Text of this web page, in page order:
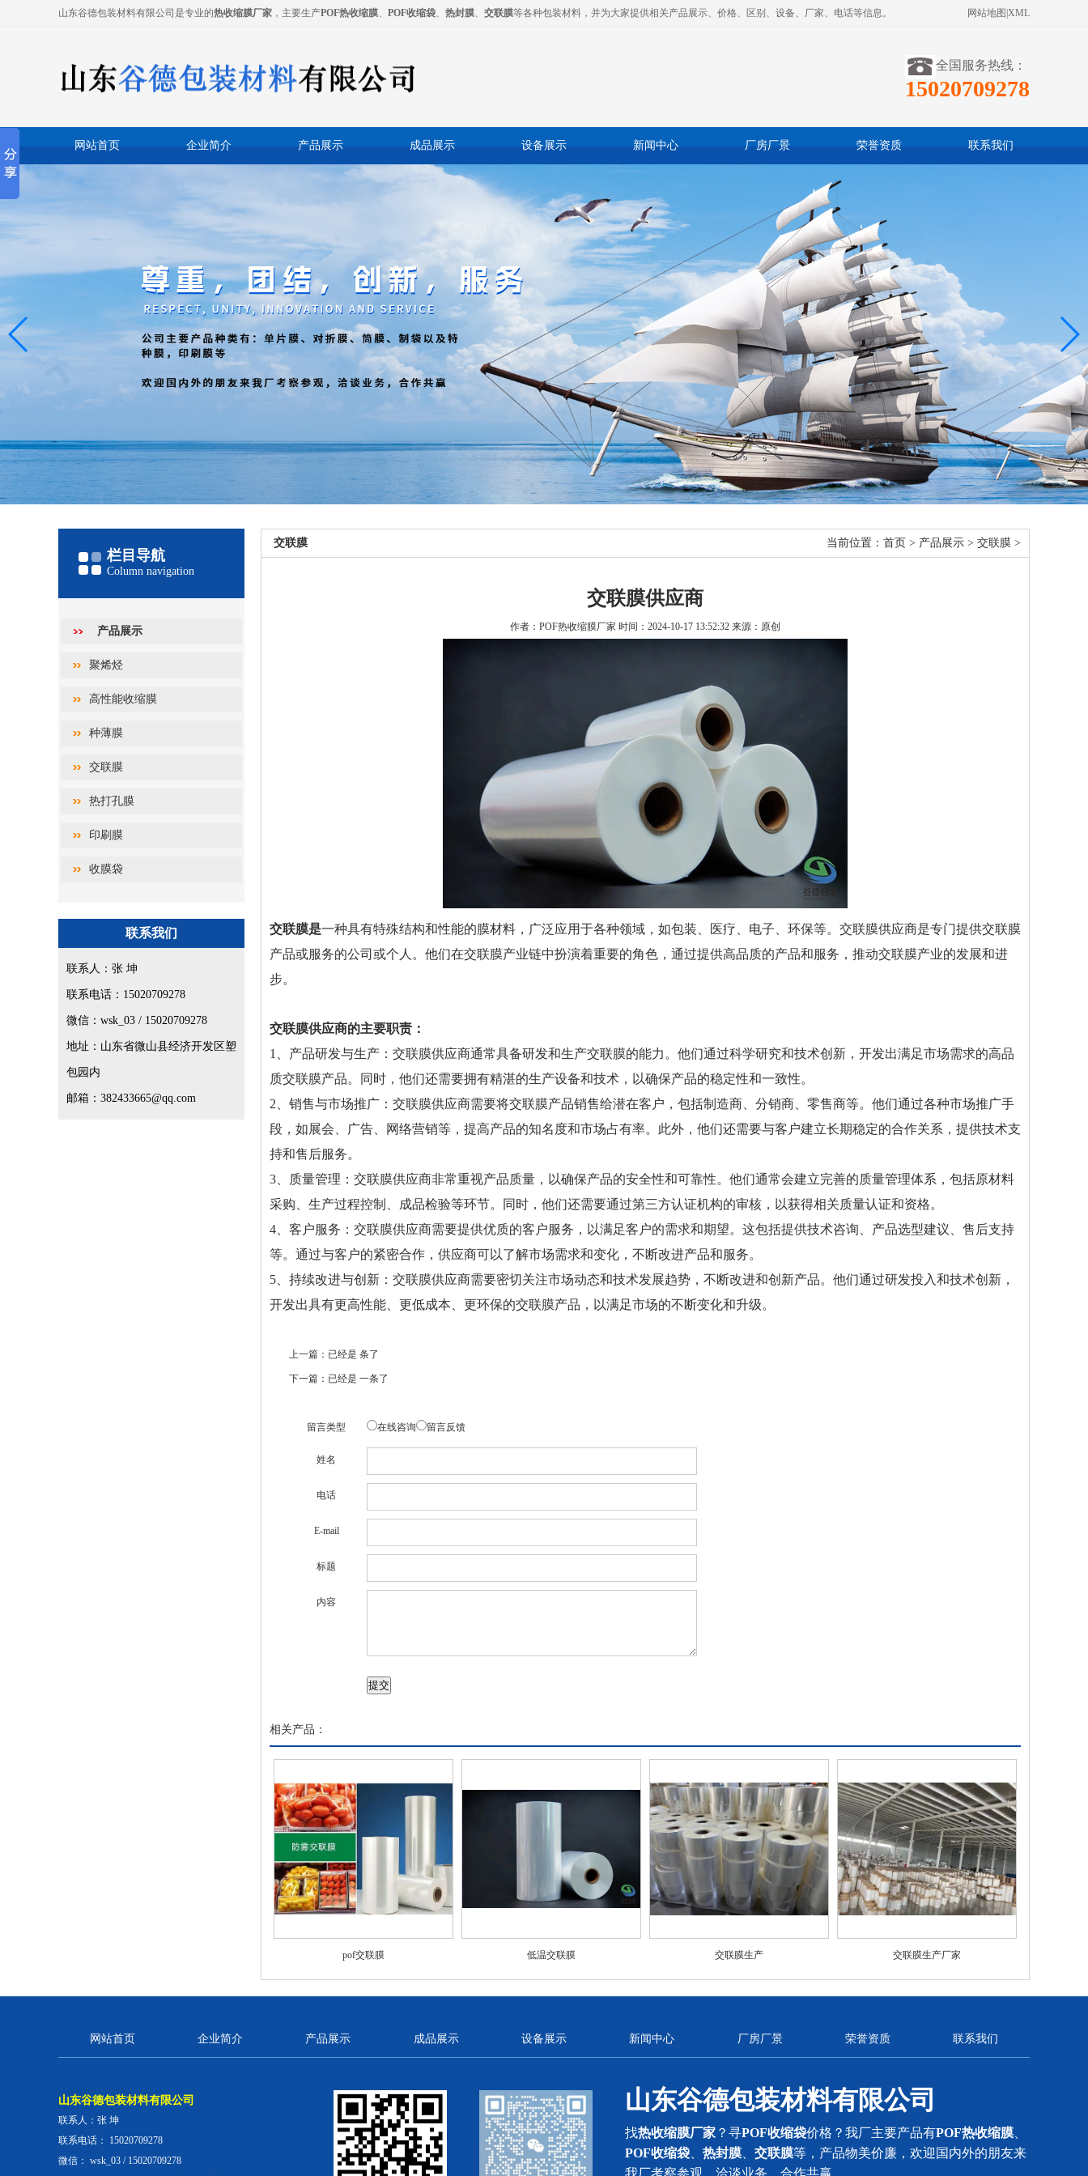
山东谷德包装材料有限公司是专业的热收缩膜厂家 ，主要生产POF热收缩膜、 POF收缩袋、 热封膜、 交联膜等各种包装材料，并为大家提供相关产品展示、价格、区别、设备、厂家、电话等信息。 网站地图 XML
全国服务热线：
15020709278
网站首页 企业简介 产品展示 成品展示 设备展示 新闻中心 厂房厂景 荣誉资质 联系我们
栏目导航
Column navigation
产品展示
聚烯烃
高性能收缩膜
种薄膜
交联膜
热打孔膜
印刷膜
收膜袋
联系我们
联系人：张 坤
联系电话：15020709278
微信：wsk_03 / 15020709278
地址：山东省微山县经济开发区塑
包园内
邮箱：382433665@qq.com
当前位置： 首页 > 产品展示 > 交联膜 >
交联膜
交联膜供应商
作者：POF热收缩膜厂家 时间：2024-10-17 13:52:32 来源：原创
交联膜是一种具有特殊结构和性能的膜材料，广泛应用于各种领域，如包装、医疗、电子、环保等。交联膜供应商是专门提供交联膜
产品或服务的公司或个人。他们在交联膜产业链中扮演着重要的角色，通过提供高品质的产品和服务，推动交联膜产业的发展和进
步。
交联膜供应商的主要职责：
1、产品研发与生产：交联膜供应商通常具备研发和生产交联膜的能力。他们通过科学研究和技术创新，开发出满足市场需求的高品
质交联膜产品。同时，他们还需要拥有精湛的生产设备和技术，以确保产品的稳定性和一致性。
2、销售与市场推广：交联膜供应商需要将交联膜产品销售给潜在客户，包括制造商、分销商、零售商等。他们通过各种市场推广手
段，如展会、广告、网络营销等，提高产品的知名度和市场占有率。此外，他们还需要与客户建立长期稳定的合作关系，提供技术支
持和售后服务。
3、质量管理：交联膜供应商非常重视产品质量，以确保产品的安全性和可靠性。他们通常会建立完善的质量管理体系，包括原材料
采购、生产过程控制、成品检验等环节。同时，他们还需要通过第三方认证机构的审核，以获得相关质量认证和资格。
4、客户服务：交联膜供应商需要提供优质的客户服务，以满足客户的需求和期望。这包括提供技术咨询、产品选型建议、售后支持
等。通过与客户的紧密合作，供应商可以了解市场需求和变化，不断改进产品和服务。
5、持续改进与创新：交联膜供应商需要密切关注市场动态和技术发展趋势，不断改进和创新产品。他们通过研发投入和技术创新，
开发出具有更高性能、更低成本、更环保的交联膜产品，以满足市场的不断变化和升级。
上一篇：已经是 条了
下一篇：已经是 一条了
留言类型 在线咨询 留言反馈
姓名
电话
E-mail
标题
内容
相关产品：
pof交联膜 低温交联膜 交联膜生产 交联膜生产厂家
网站首页 企业简介 产品展示 成品展示 设备展示 新闻中心 厂房厂景 荣誉资质 联系我们
山东谷德包装材料有限公司
联系人：张 坤
联系电话： 15020709278
微信： wsk_03 / 15020709278
山东谷德包装材料有限公司
找热收缩膜厂家 ？寻POF收缩袋价格？我厂主要产品有POF热收缩膜
POF收缩袋
热封膜 交联膜等，产品物美价廉，欢迎国内外的朋友来
我厂考察参观，洽谈业务，合作共赢。